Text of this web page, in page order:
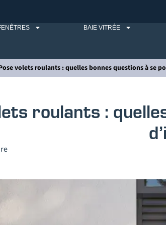
BAIE VITRÉE
volets roulants : quelles bonnes questions à se
roulants :